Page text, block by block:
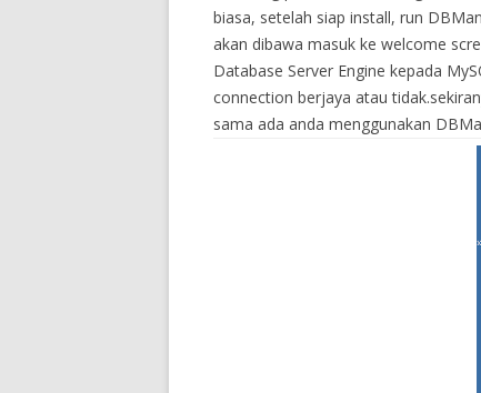
biasa, setelah siap install, run
akan dibawa masuk ke welcome
Database Server Engine kepada
connection berjaya atau
sama ada anda menggunakan